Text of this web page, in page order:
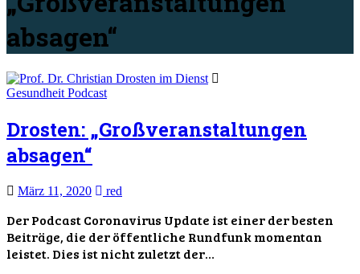
absagen“
Gesundheit Podcast
Drosten: „Großveranstaltungen
absagen“
März 11, 2020 red
Der Podcast Coronavirus Update ist einer der besten
Beiträge, die der öffentliche Rundfunk momentan
leistet. Dies ist nicht zuletzt der…